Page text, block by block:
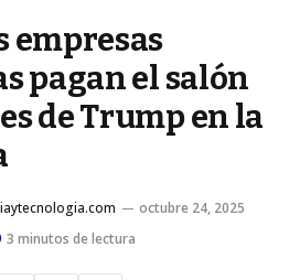
empresas
pagan el salón
de Trump en la
octubre 24, 2025
3 minutos de lectura